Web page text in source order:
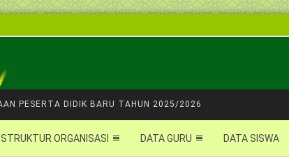
PESERTA DIDIK BARU TAHUN 2025/2026
STRUKTUR ORGANISASI DATA GURU DATA SISWA